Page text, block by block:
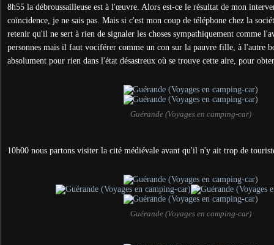
8h55 la débroussailleuse est à l'œuvre. Alors est-ce le résultat de mon
coïncidence, je ne sais pas. Mais si c'est mon coup de téléphone chez la
retenir qu'il ne sert à rien de signaler les choses sympathiquement comme
personnes mais il faut vociférer comme un con sur la pauvre fille, à l'autre
absolument pour rien dans l'état désastreux où se trouve cette aire, pour
Guérande (Voyages en camping-car)
10h00 nous partons visiter la cité médiévale avant qu'il n'y ait trop de
Guérande (Voyages en camping-car)